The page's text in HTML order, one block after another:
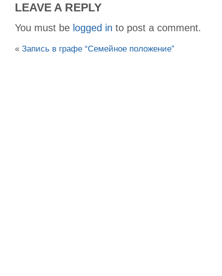
LEAVE A REPLY
You must be logged in to post a comment.
« Запись в графе “Семейное положение”